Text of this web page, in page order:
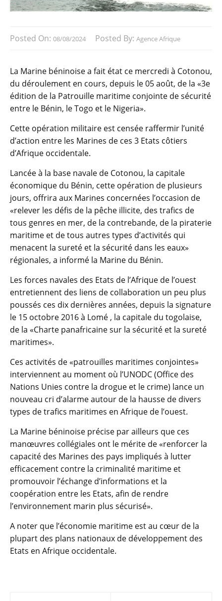
Posted On: 08/08/2024 Posted By: Agence Afrique
La Marine béninoise a fait état ce mercredi à Cotonou,
du déroulement en cours, depuis le 05 août, de la «3e
édition de la Patrouille maritime conjointe de sécurité
entre le Bénin, le Togo et le Nigeria».
Cette opération militaire est censée raffermir l’unité
d’action entre les Marines de ces 3 Etats côtiers
d’Afrique occidentale.
Lancée à la base navale de Cotonou, la capitale
économique du Bénin, cette opération de plusieurs
jours, offrira aux Marines concernées l’occasion de
«relever les défis de la pêche illicite, des trafics de
tous genres en mer, de la contrebande, de la piraterie
maritime et de tous autres types d’activités qui
menacent la sureté et la sécurité dans les eaux»
régionales, a informé la Marine du Bénin.
Les forces navales des Etats de l’Afrique de l’ouest
entretiennent des liens de collaboration un peu plus
poussés ces dix dernières années, depuis la signature
le 15 octobre 2016 à Lomé , la capitale du togolaise,
de la «Charte panafricaine sur la sécurité et la sureté
maritimes».
Ces activités de «patrouilles maritimes conjointes»
interviennent au moment où l’UNODC (Office des
Nations Unies contre la drogue et le crime) lance un
nouveau cri d’alarme autour de la hausse de divers
types de trafics maritimes en Afrique de l’ouest.
La Marine béninoise précise par ailleurs que ces
manœuvres collégiales ont le mérite de «renforcer la
capacité des Marines des pays impliqués à lutter
efficacement contre la criminalité maritime et
promouvoir l’échange d’informations et la
coopération entre les Etats, afin de rendre
l’environnement marin plus sécurisé».
A noter que l’économie maritime est au cœur de la
plupart des plans nationaux de développement des
Etats en Afrique occidentale.